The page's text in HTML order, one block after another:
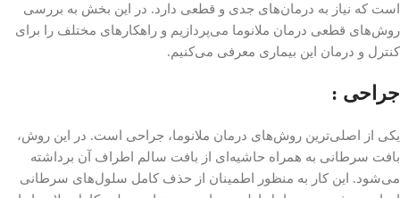
است که نیاز به درمان‌های جدی و قطعی دارد. در این بخش به بررسی
روش‌های قطعی درمان ملانوما می‌پردازیم و راهکارهای مختلف را برای
کنترل و درمان این بیماری معرفی می‌کنیم.
جراحی :
یکی از اصلی‌ترین روش‌های درمان ملانوما، جراحی است. در این روش،
بافت سرطانی به همراه حاشیه‌ای از بافت سالم اطراف آن برداشته
می‌شود. این کار به منظور اطمینان از حذف کامل سلول‌های سرطانی